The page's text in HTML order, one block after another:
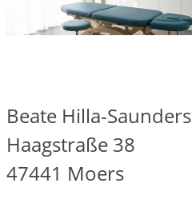
Beate Hilla-Saunders
Haagstraße 38
47441 Moers